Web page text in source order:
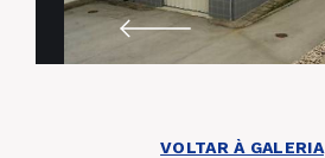
VOLTAR À GALERIA